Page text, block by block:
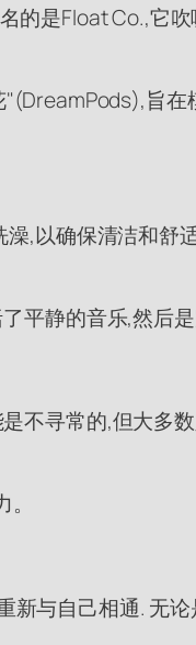
的是Float Co.,它
旨
,以确保清洁和舒
平静的音乐,然后
不寻常的,但大多
与自己相通. 无